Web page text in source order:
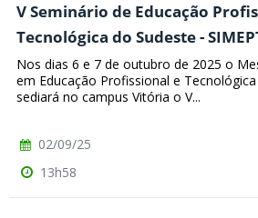
V Seminário de Educação
Tecnológica do Sudeste -
Nos dias 6 e 7 de outubro de 2025 o
em Educação Profissional e
sediará no campus Vitória o V...
02/09/25
13h58